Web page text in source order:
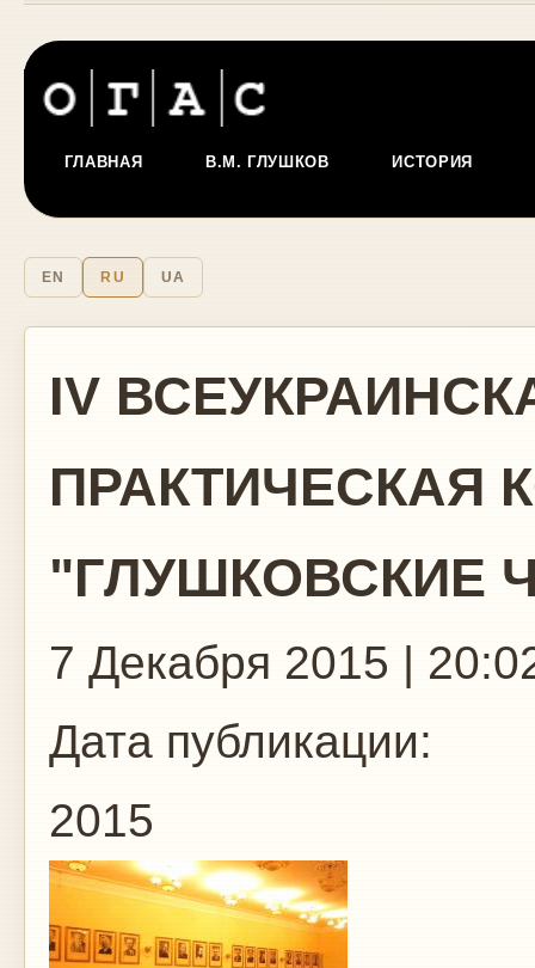
ГЛАВНАЯ В.М. ГЛУШКОВ ИСТОРИЯ
EN RU UA
IV
ПРАКТИЧЕСКАЯ
"ГЛУШКОВСКИЕ
7 Декабря 2015 |
Дата публикации:
2015